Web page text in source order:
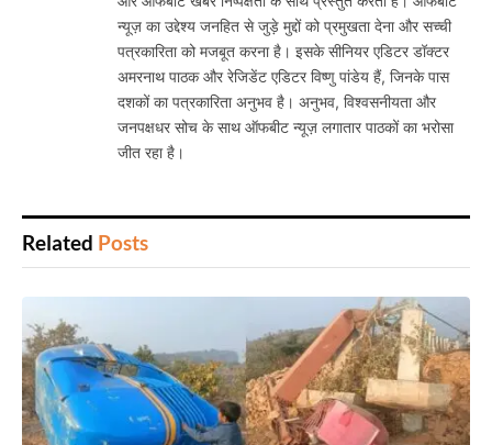
न्यूज़ का उद्देश्य जनहित से जुड़े मुद्दों को प्रमुखता देना और सच्ची
पत्रकारिता को मजबूत करना है। इसके सीनियर एडिटर डॉक्टर
अमरनाथ पाठक और रेजिडेंट एडिटर विष्णु पांडेय हैं, जिनके पास
दशकों का पत्रकारिता अनुभव है। अनुभव, विश्वसनीयता और
जनपक्षधर सोच के साथ ऑफबीट न्यूज़ लगातार पाठकों का भरोसा
जीत रहा है।
Related Posts